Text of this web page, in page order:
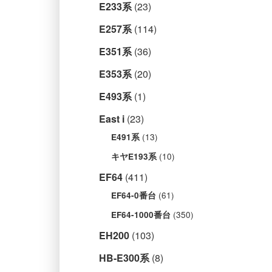
E233系(23)
E257系(114)
E351系(36)
E353系(20)
E493系(1)
East i (23)
E491系(13)
キヤE193系(10)
EF64 (411)
EF64-0番台 (61)
EF64-1000番台 (350)
EH200 (103)
HB-E300系(8)